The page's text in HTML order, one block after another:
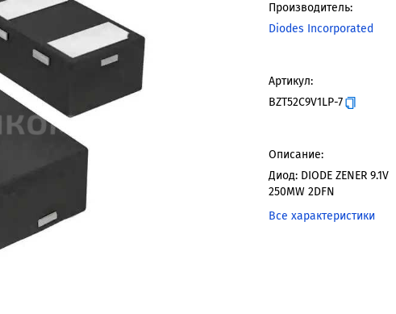
Производитель:
Diodes Incorporated
Артикул:
BZT52C9V1LP-7
Описание:
Диод: DIODE ZENER 9.1V
250MW 2DFN
Все характеристики